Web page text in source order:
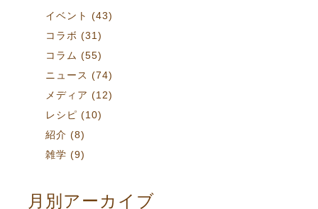
イベント (43)
コラボ (31)
コラム (55)
ニュース (74)
メディア (12)
レシピ (10)
紹介 (8)
雑学 (9)
月別アーカイブ